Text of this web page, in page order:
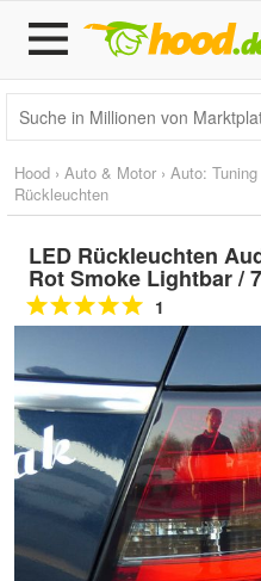
Hood › Auto & Motor › Auto:
Rückleuchten
LED Rückleuchten
Rot Smoke Lightbar /
1